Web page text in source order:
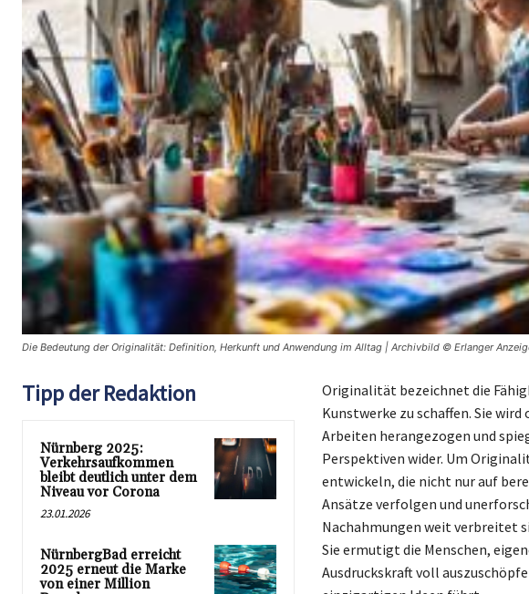
Die Bedeutung der Originalität: Definition, Herkunft und Anwendung im Alltag | Archivbild © Erlanger
Tipp der Redaktion
Nürnberg 2025:
Verkehrsaufkommen
bleibt deutlich unter dem
Niveau vor Corona
23.01.2026
NürnbergBad erreicht
2025 erneut die Marke
von einer Million
Originalität bezeichnet die
Kunstwerke zu schaffen. Sie
Arbeiten herangezogen und
Perspektiven wider. Um
entwickeln, die nicht nur auf
Ansätze verfolgen und
Nachahmungen weit verbreitet
Sie ermutigt die Menschen,
Ausdruckskraft voll